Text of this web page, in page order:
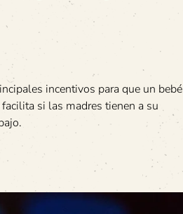
incentivos para que un bebé
si las madres tienen a su